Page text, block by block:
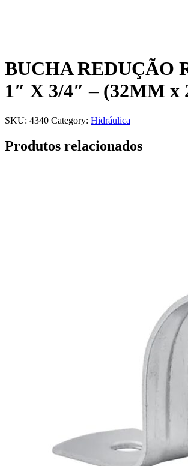
BUCHA REDUÇÃO
1″ X 3/4″ – (32MM x
SKU: 4340 Category: Hidráulica
Produtos relacionados